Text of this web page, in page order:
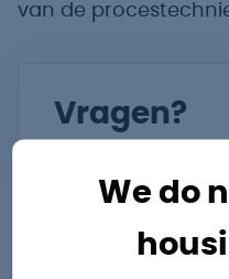
We do
van de
Vragen?
woord.